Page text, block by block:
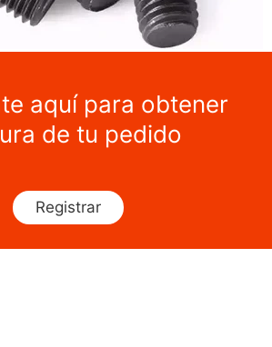
aquí para obtener
de tu pedido
Registrar